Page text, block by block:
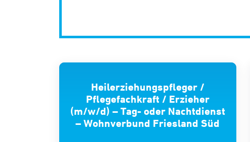
Heilerziehungspfleger /
Pflegefachkraft / Erzieher
(m/w/d) – Tag- oder Nachtdienst
– Wohnverbund Friesland Süd